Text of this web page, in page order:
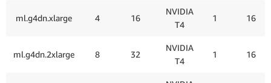
ml.g4dn.xlarge 4 16
NVIDIA
T4
1 16
ml.g4dn.2xlarge 8 32
NVIDIA
T4
1 16